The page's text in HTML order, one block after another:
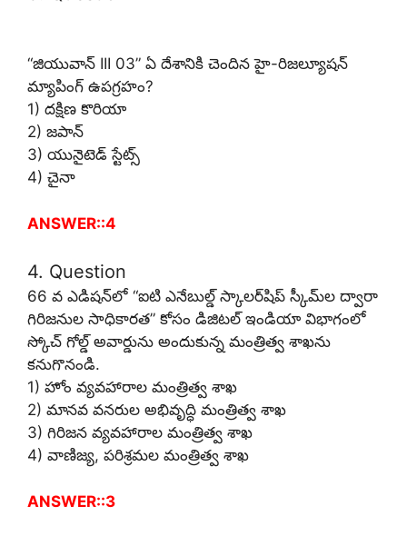
“జియువాన్ III 03” ఏ దేశానికి చెందిన హై-రిజల్యూషన్
మ్యాపింగ్ ఉపగ్రహం?
1) దక్షిణ కొరియా
2) జపాన్
3) యునైటెడ్ స్టేట్స్
4) చైనా
ANSWER::4
4. Question
66 వ ఎడిషన్‌లో “ఐటి ఎనేబుల్డ్ స్కాలర్‌షిప్ స్కీమ్‌ల ద్వారా
గిరిజనుల సాధికారత” కోసం డిజిటల్ ఇండియా విభాగంలో
స్కోచ్ గోల్డ్ అవార్డును అందుకున్న మంత్రిత్వ శాఖను
కనుగొనండి.
1) హోం వ్యవహారాల మంత్రిత్వ శాఖ
2) మానవ వనరుల అభివృద్ధి మంత్రిత్వ శాఖ
3) గిరిజన వ్యవహారాల మంత్రిత్వ శాఖ
4) వాణిజ్య, పరిశ్రమల మంత్రిత్వ శాఖ
ANSWER::3